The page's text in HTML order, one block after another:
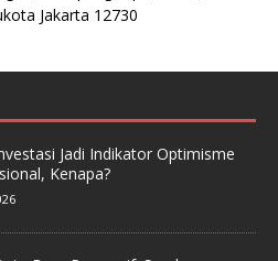
Jakarta 12730
Jadi Indikator Optimisme
Kenapa?